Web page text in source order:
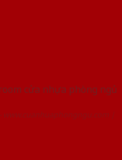
cửa nhựa phòng ngủ
www.cuanhuaphongngu.com |